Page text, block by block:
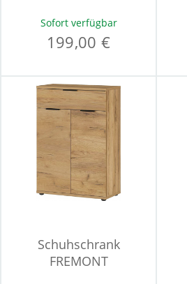
Sofort verfügbar
199,00 €
Schuhschrank
FREMONT